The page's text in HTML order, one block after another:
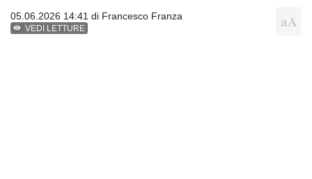
05.06.2026 14:41 di Francesco Franza
VEDI LETTURE